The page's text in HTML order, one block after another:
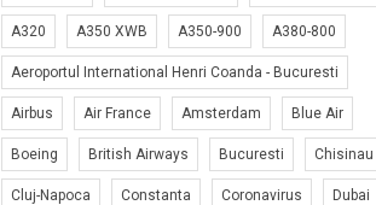
A320 A350 XWB A350-900 A380-800
Aeroportul International Henri Coanda - Bucuresti
Airbus Air France Amsterdam Blue Air
Boeing British Airways Bucuresti Chisinau
Cluj-Napoca Constanta Coronavirus Dubai